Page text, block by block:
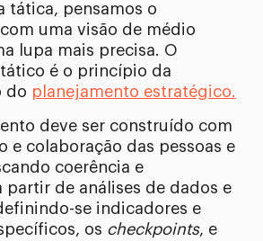
tática, pensamos o
uma visão de médio
lupa mais precisa. O
é o princípio da
do planejamento estratégico.
deve ser construído com
e colaboração das pessoas e
coerência e
partir de análises de dados e
se indicadores e
os checkpoints, e